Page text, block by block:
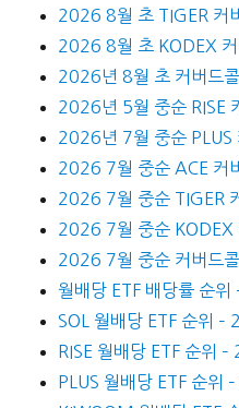
2026 8월 초 TIGER 커
2026 8월 초 KODEX 커
2026년 8월 초 커버드
2026년 5월 중순 RISE
2026년 7월 중순 PLUS
2026 7월 중순 ACE 커
2026 7월 중순 TIGER
2026 7월 중순 KODEX
2026 7월 중순 커버드
월배당 ETF 배당률 순
SOL 월배당 ETF 순위 –
RISE 월배당 ETF 순위
PLUS 월배당 ETF 순위